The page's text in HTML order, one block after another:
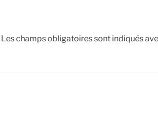
Les champs obligatoires sont indiqués